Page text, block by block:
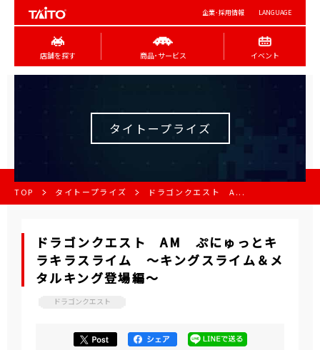
企業･採用情報 LANGUAGE
店舗を探す 商品･サービス イベント
タイトープライズ
TOP タイトープライズ ドラゴンクエスト A...
ドラゴンクエスト AM ぷにゅっとキ
ラキラスライム ～キングスライム＆メ
タルキング登場編～
ドラゴンクエスト